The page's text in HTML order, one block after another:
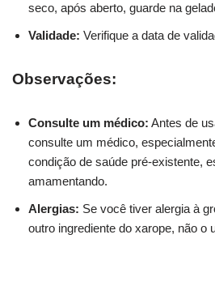
seco, após aberto, guarde na
Validade: Verifique a data de
Observações:
Consulte um médico: Antes de
consulte um médico,
condição de saúde pré-existente,
amamentando.
Alergias: Se você tiver alergia à
outro ingrediente do xarope, não o